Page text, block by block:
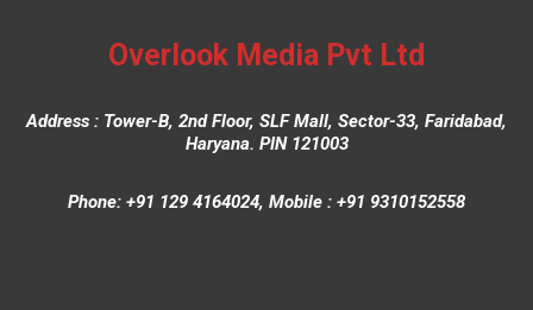
Overlook Media Pvt Ltd
Address : Tower-B, 2nd Floor, SLF Mall, Sector-33, Faridabad,
Haryana. PIN 121003
Phone: +91 129 4164024, Mobile : +91 9310152558